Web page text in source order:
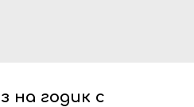
на годик с